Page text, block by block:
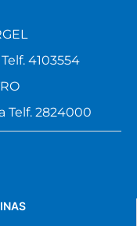
4103554
Telf. 2824000